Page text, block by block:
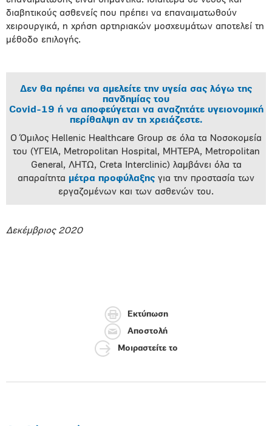
διαβητικούς ασθενείς που πρέπει να επαναιματωθούν
χειρουργικά, η χρήση αρτηριακών μοσχευμάτων αποτελεί τη
μέθοδο επιλογής.
Δεν θα πρέπει να αμελείτε την υγεία σας λόγω της
πανδημίας του
Covid-19 ή να αποφεύγεται να αναζητάτε υγειονομική
περίθαλψη αν τη χρειάζεστε.
Ο Όμιλος Hellenic Healthcare Group σε όλα τα Νοσοκομεία
του (ΥΓΕΙΑ, Metropolitan Hospital, ΜΗΤΕΡΑ, Metropolitan
General, ΛΗΤΩ, Creta Interclinic) λαμβάνει όλα τα
απαραίτητα μέτρα προφύλαξης για την προστασία των
εργαζομένων και των ασθενών του.
Δεκέμβριος 2020
Εκτύπωση
Αποστολή
Μοιραστείτε το